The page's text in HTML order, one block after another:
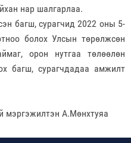
нар шалгарлаа.
багш, сурагчид 2022 оны 5-
болох Улсын төрөлжсөн
орон нутгаа төлөөлөн
багш, сурагчдадаа амжилт
мэргэжилтэн А.Мөнхтуяа